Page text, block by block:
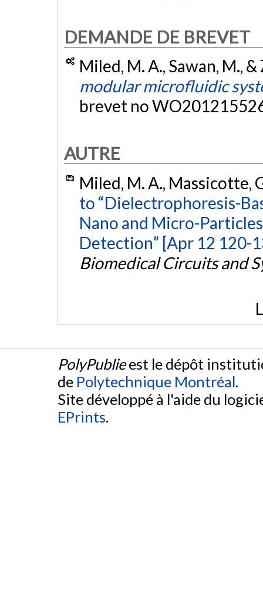
DEMANDE DE BREVET
Miled, M. A., Sawan, M.,
modular microfluidic
brevet no
AUTRE
Miled, M. A., Massicotte,
to “Dielectrophoresis-
Nano and Micro-
Detection” [Apr 12 120-
Biomedical Circuits and
PolyPublieest le dépôt
de Polytechnique Montréal.
Site développé à l'aide du
EPrints.